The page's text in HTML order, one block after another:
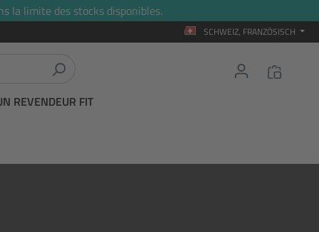
la limite des stocks disponibles.
SCHWEIZ, FRANZÖSISCH
REVENDEUR FIT